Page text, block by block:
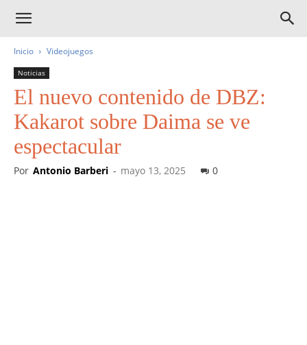
Inicio Videojuegos
Noticias
El nuevo contenido de DBZ:
Kakarot sobre Daima se ve
espectacular
Por Antonio Barberi - mayo 13, 2025 0